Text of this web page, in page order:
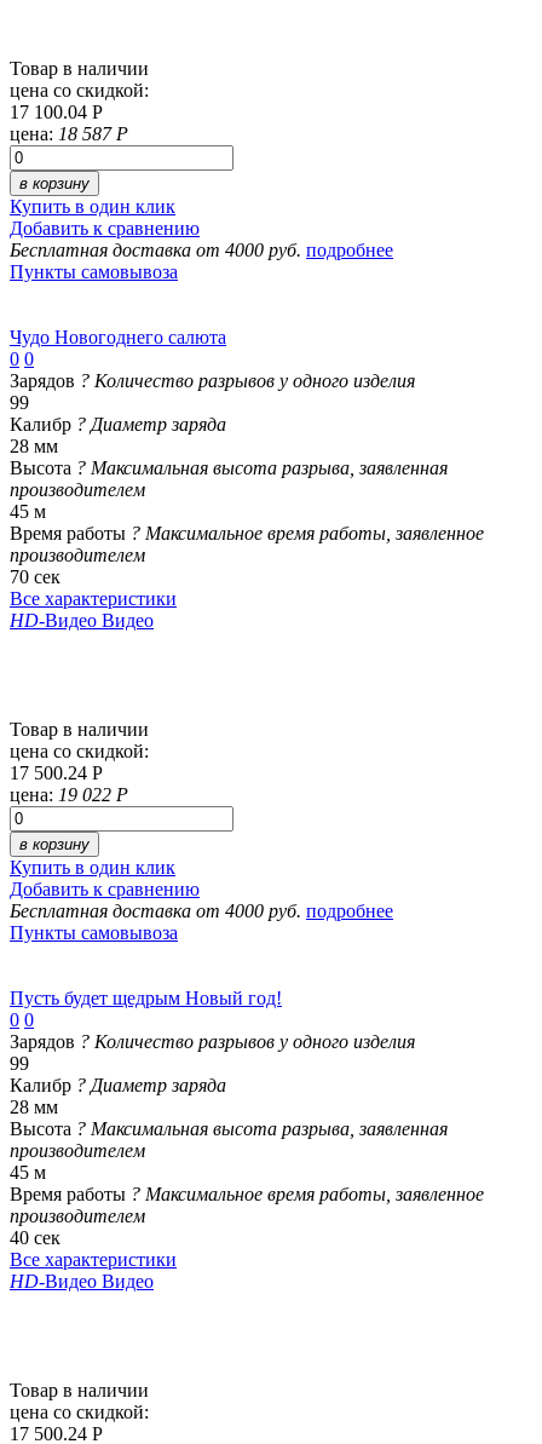
Товар в наличии
цена со скидкой:
17 100.04 Р
цена: 18 587 Р
в корзину
Купить в один клик
Добавить к сравнению
Бесплатная доставка от 4000 руб. подробнее
Пункты самовывоза
Чудо Новогоднего салюта
0 0
Зарядов ? Количество разрывов у одного изделия
99
Калибр ? Диаметр заряда
28 мм
Высота ? Максимальная высота разрыва, заявленная
производителем
45 м
Время работы ? Максимальное время работы, заявленное
производителем
70 сек
Все характеристики
HD-Видео Видео
Товар в наличии
цена со скидкой:
17 500.24 Р
цена: 19 022 Р
в корзину
Купить в один клик
Добавить к сравнению
Бесплатная доставка от 4000 руб. подробнее
Пункты самовывоза
Пусть будет щедрым Новый год!
0 0
Зарядов ? Количество разрывов у одного изделия
99
Калибр ? Диаметр заряда
28 мм
Высота ? Максимальная высота разрыва, заявленная
производителем
45 м
Время работы ? Максимальное время работы, заявленное
производителем
40 сек
Все характеристики
HD-Видео Видео
Товар в наличии
цена со скидкой:
17 500.24 Р